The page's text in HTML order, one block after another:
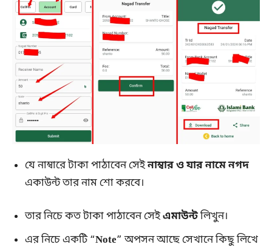
যে নাম্বারে টাকা পাঠাবেন সেইনাম্বার ও যার নামে নগদ
একাউন্ট তার নাম শো করবে।
তার নিচে কত টাকা পাঠাবেন সেইএমাউন্টলিখুন।
এর নিচে একটি “Note” অপসন আছে সেখানে কিছু লিখে